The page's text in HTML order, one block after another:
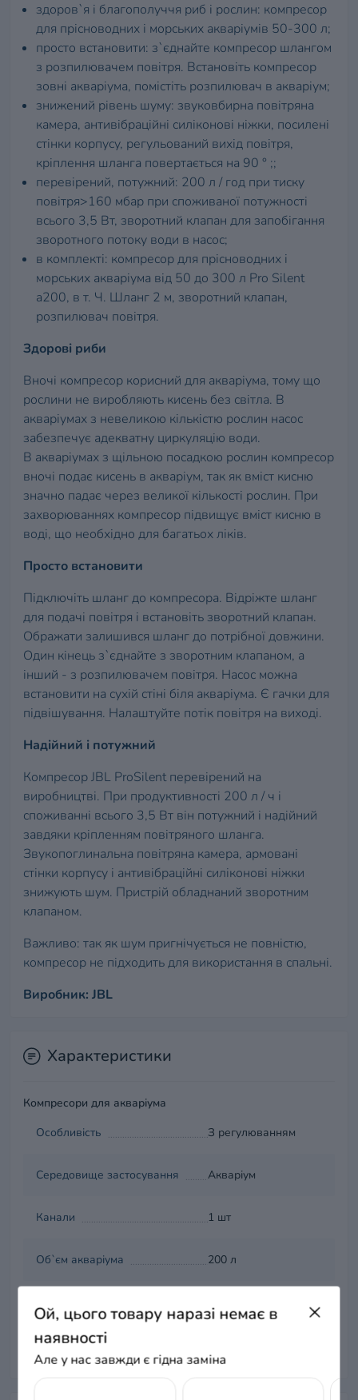
здоров`я і благополуччя риб і рослин: компресор
для прісноводних і морських акваріумів 50-300 л;
просто встановити: з`єднайте компресор шлангом
з розпилювачем повітря. Встановіть компресор
зовні акваріума, помістіть розпилювач в акваріум;
знижений рівень шуму: звуковбирна повітряна
камера, антивібраційні силіконові ніжки, посилені
стінки корпусу, регульований вихід повітря,
кріплення шланга повертається на 90 ° ;;
перевірений, потужний: 200 л / год при тиску
повітря>160 мбар при споживаної потужності
всього 3,5 Вт, зворотний клапан для запобігання
зворотного потоку води в насос;
в комплекті: компресор для прісноводних і
морських акваріума від 50 до 300 л Pro Silent
a200, в т. Ч. Шланг 2 м, зворотний клапан,
розпилювач повітря.
Здорові риби
Вночі компресор корисний для акваріума, тому що
рослини не виробляють кисень без світла. В
акваріумах з невеликою кількістю рослин насос
забезпечує адекватну циркуляцію води.
В акваріумах з щільною посадкою рослин компресор
вночі подає кисень в акваріум, так як вміст кисню
значно падає через великої кількості рослин. При
захворюваннях компресор підвищує вміст кисню в
воді, що необхідно для багатьох ліків.
Просто встановити
Підключіть шланг до компресора. Відріжте шланг
для подачі повітря і встановіть зворотний клапан.
Ображати залишився шланг до потрібної довжини.
Один кінець з`єднайте з зворотним клапаном, а
інший - з розпилювачем повітря. Насос можна
встановити на сухій стіні біля акваріума. Є гачки для
підвішування. Налаштуйте потік повітря на виході.
Надійний і потужний
Компресор JBL ProSilent перевірений на
виробництві. При продуктивності 200 л / ч і
споживанні всього 3,5 Вт він потужний і надійний
завдяки кріпленням повітряного шланга.
Звукопоглинальна повітряна камера, армовані
стінки корпусу і антивібраційні силіконові ніжки
знижують шум. Пристрій обладнаний зворотним
клапаном.
Важливо: так як шум пригнічується не повністю,
компресор не підходить для використання в спальні.
Виробник: JBL
Характеристики
Компресори для акваріума
Особливість
З регулюванням
Середовище застосування Акваріум
Канали 1 шт
Об`єм акваріума 200 л
МАХ Продуктивність л/годину
Ой, цього товару наразі немає в
наявності
Але у нас завжди є гідна заміна